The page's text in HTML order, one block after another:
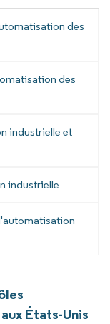
des
des
industrielle et
industrielle
États-Unis